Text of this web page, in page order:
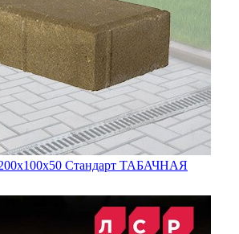
200х100х50 Стандарт ТАБАЧНАЯ